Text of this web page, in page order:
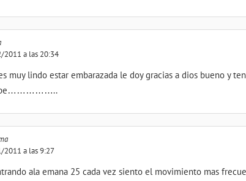
2011 a las 20:34
lindo estar embarazada le doy gracias a dios bueno y
2011 a las 9:27
ala emana 25 cada vez siento el movimiento mas